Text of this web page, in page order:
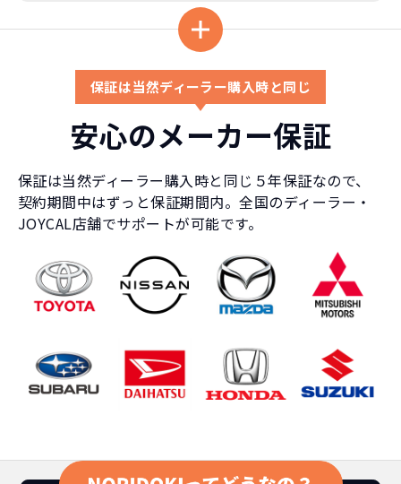
保証は当然ディーラー購入時と同じ
安心のメーカー保証
保証は当然ディーラー購入時と同じ５年保証なので、
契約期間中はずっと保証期間内。全国のディーラー・
JOYCAL店舗でサポートが可能です。